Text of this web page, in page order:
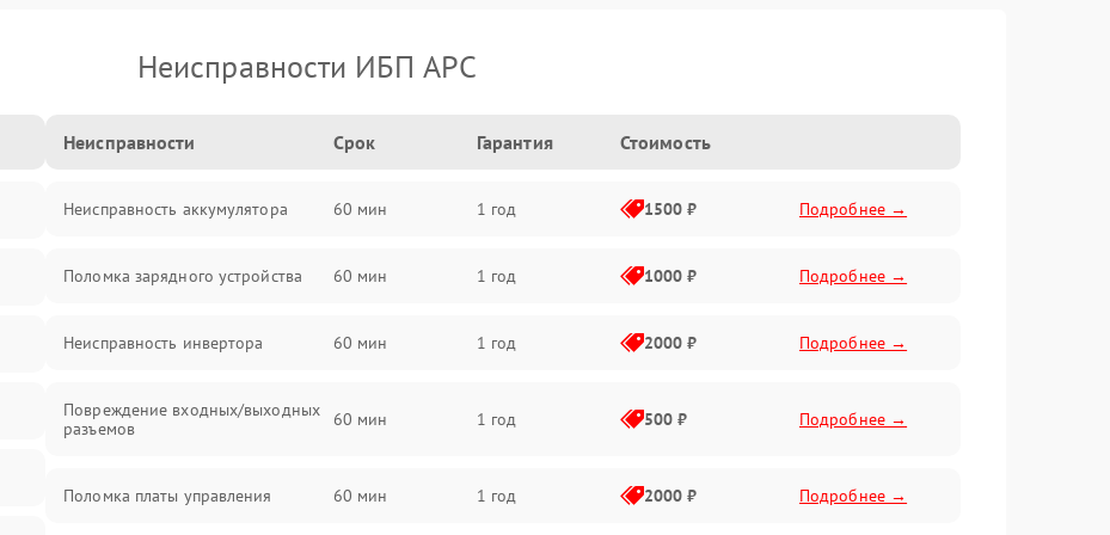
Неисправности ИБП APC
Неисправности Срок Гарантия Стоимость
Неисправность аккумулятора 60 мин 1 год 1500 ₽ Подробнее →
Поломка зарядного устройства 60 мин 1 год 1000 ₽ Подробнее →
Неисправность инвертора 60 мин 1 год 2000 ₽ Подробнее →
Повреждение входных/выходных
разъемов
60 мин 1 год 500 ₽ Подробнее →
Поломка платы управления 60 мин 1 год 2000 ₽ Подробнее →